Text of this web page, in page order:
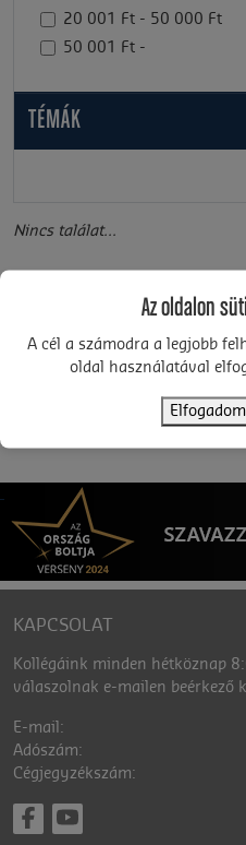
20 001 Ft - 50 000 Ft
50 001 Ft -
TÉMÁK
Nincs találat...
Találatok: 0
KAPCSOLAT
Kollégáink minden hétköznap
válaszolnak e-mailen beérkező
E-mail:
Adószám:
Cégjegyzékszám:
Az oldalon
A cél a számodra a legjobb
oldal használatával
Elfogadom